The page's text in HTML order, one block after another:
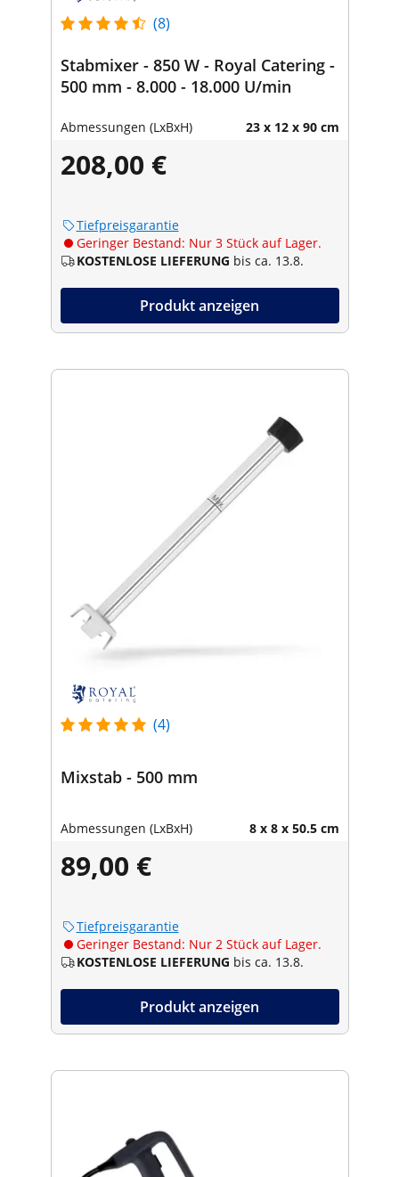
(8)
Stabmixer - 850 W - Royal Catering -
500 mm - 8.000 - 18.000 U/min
Abmessungen (LxBxH) 23 x 12 x 90 cm
208,00 €
Tiefpreisgarantie
Geringer Bestand: Nur 3 Stück auf Lager.
KOSTENLOSE LIEFERUNG bis ca. 13.8.
Produkt anzeigen
(4)
Mixstab - 500 mm
Abmessungen (LxBxH) 8 x 8 x 50.5 cm
89,00 €
Tiefpreisgarantie
Geringer Bestand: Nur 2 Stück auf Lager.
KOSTENLOSE LIEFERUNG bis ca. 13.8.
Produkt anzeigen